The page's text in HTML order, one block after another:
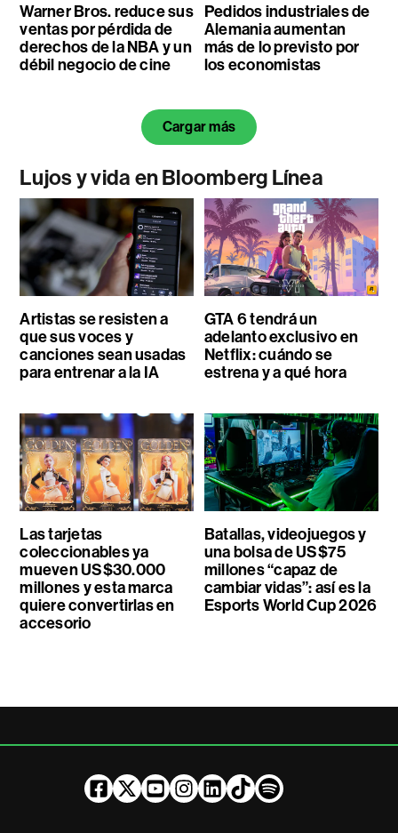
Warner Bros. reduce sus
ventas por pérdida de
derechos de la NBA y un
débil negocio de cine
Pedidos industriales de
Alemania aumentan
más de lo previsto por
los economistas
Cargar más
Lujos y vida en Bloomberg Línea
Artistas se resisten a
que sus voces y
canciones sean usadas
para entrenar a la IA
GTA 6 tendrá un
adelanto exclusivo en
Netflix: cuándo se
estrena y a qué hora
Las tarjetas
coleccionables ya
mueven US$30.000
millones y esta marca
quiere convertirlas en
accesorio
Batallas, videojuegos y
una bolsa de US$75
millones “capaz de
cambiar vidas”: así es la
Esports World Cup 2026